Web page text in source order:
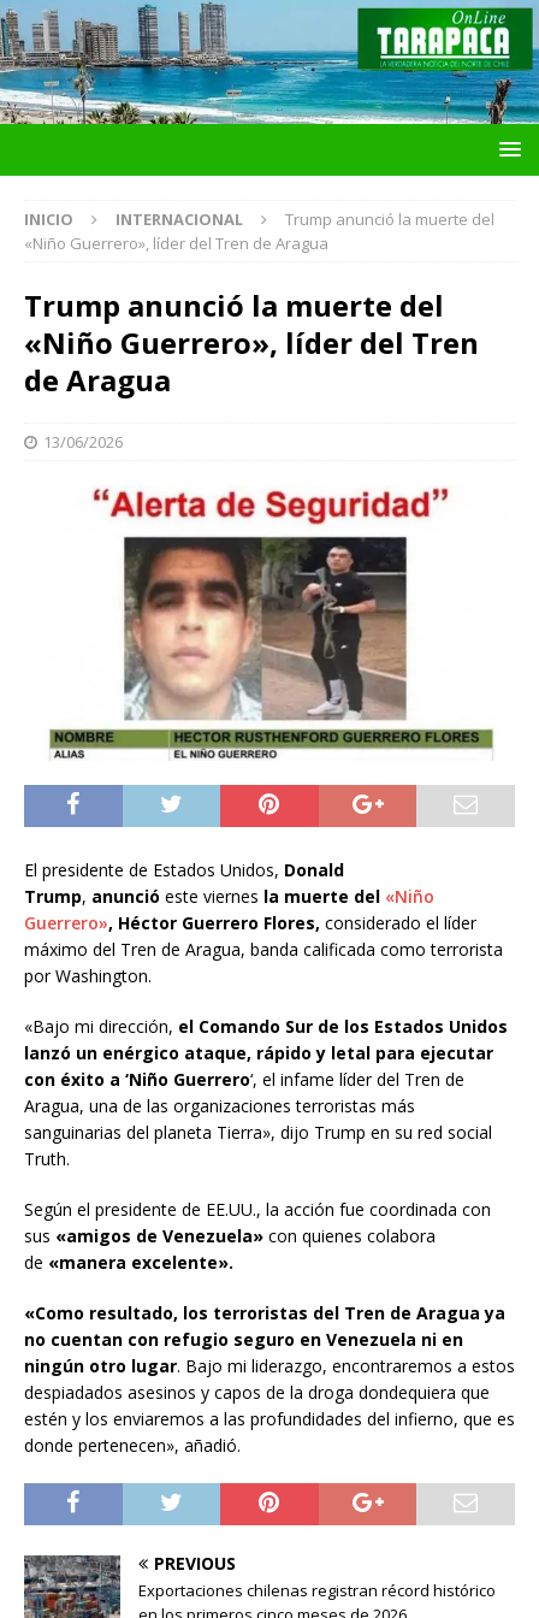
INICIO INTERNACIONAL
Trump anunció la muerte del
«Niño Guerrero», líder del Tren de Aragua
Trump anunció la muerte del
«Niño Guerrero», líder del Tren
de Aragua
13/06/2026
El presidente de Estados Unidos, Donald
Trump, anunció este viernes la muerte del «Niño
Guerrero», Héctor Guerrero Flores, considerado el líder
máximo del Tren de Aragua, banda calificada como terrorista
por Washington.
«Bajo mi dirección, el Comando Sur de los Estados Unidos
lanzó un enérgico ataque, rápido y letal para ejecutar
con éxito a ‘Niño Guerrero‘, el infame líder del Tren de
Aragua, una de las organizaciones terroristas más
sanguinarias del planeta Tierra», dijo Trump en su red social
Truth.
Según el presidente de EE.UU., la acción fue coordinada con
sus «amigos de Venezuela» con quienes colabora
de «manera excelente».
«Como resultado, los terroristas del Tren de Aragua ya
no cuentan con refugio seguro en Venezuela ni en
ningún otro lugar. Bajo mi liderazgo, encontraremos a estos
despiadados asesinos y capos de la droga dondequiera que
estén y los enviaremos a las profundidades del infierno, que es
donde pertenecen», añadió.
PREVIOUS
Exportaciones chilenas registran récord histórico